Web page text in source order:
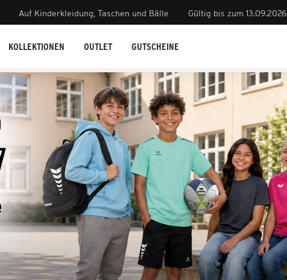
Auf Kinderkleidung, Taschen und Bälle Gültig bis zum 13.09.2026
KOLLEKTIONEN OUTLET GUTSCHEINE